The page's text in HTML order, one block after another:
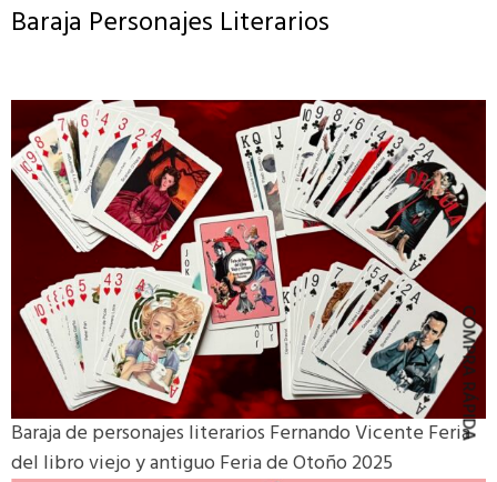
Baraja Personajes Literarios
Baraja de personajes literarios Fernando Vicente Feria
del libro viejo y antiguo Feria de Otoño 2025
COMPRA RÁPIDA